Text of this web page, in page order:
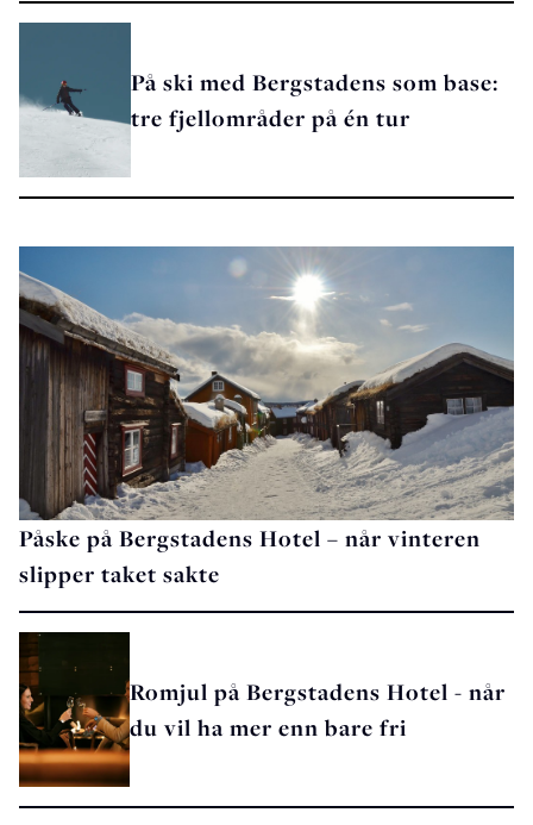
På ski med Bergstadens som base:
tre fjellområder på én tur
Påske på Bergstadens Hotel – når vinteren
slipper taket sakte
Romjul på Bergstadens Hotel - når
du vil ha mer enn bare fri